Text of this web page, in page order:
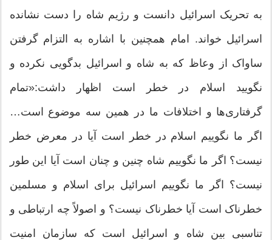
به تحریک اسرائیل دانست و رژیم شاه را دست نشانده
اسرائیل خواند. امام همچنین با اشاره به التزام گرفتن
ساواک از وعاظ که به شاه و اسرائیل بدگویی نکرده و
نگویید اسلام در خطر است اظهار داشت:«تمام
گرفتاری‌ها و اختلافات ما در همین سه موضوع است…
اگر ما نگوییم اسلام در خطر است آیا در معرض خطر
نیست؟ اگر ما نگوییم شاه چنین و چنان است آیا این طور
نیست؟ اگر ما نگوییم اسرائیل برای اسلام و مسلمین
خطرناک است آیا خطرناک نیست؟ و اصولاً چه ارتباطی و
تناسبی بین شاه و اسرائیل است که سازمان امنیت